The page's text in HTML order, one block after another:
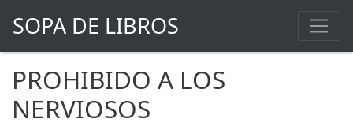
SOPA DE LIBROS
PROHIBIDO A LOS
NERVIOSOS